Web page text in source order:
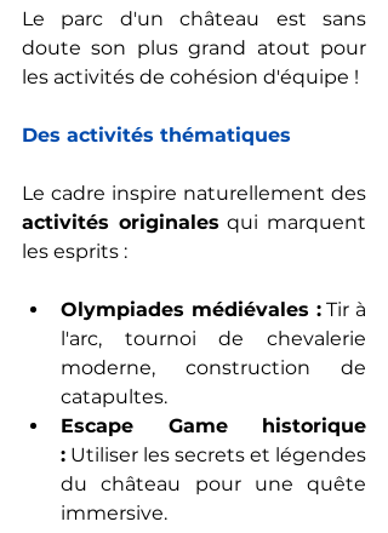
Le parc d'un château est sans
doute son plus grand atout pour
les activités de cohésion d'équipe !
Des activités thématiques
activités originales qui marquent
les esprits :
Olympiades médiévales : Tir à
l'arc, tournoi de chevalerie
moderne, construction de
catapultes.
Escape Game historique
: Utiliser les secrets et légendes
du château pour une quête
immersive.